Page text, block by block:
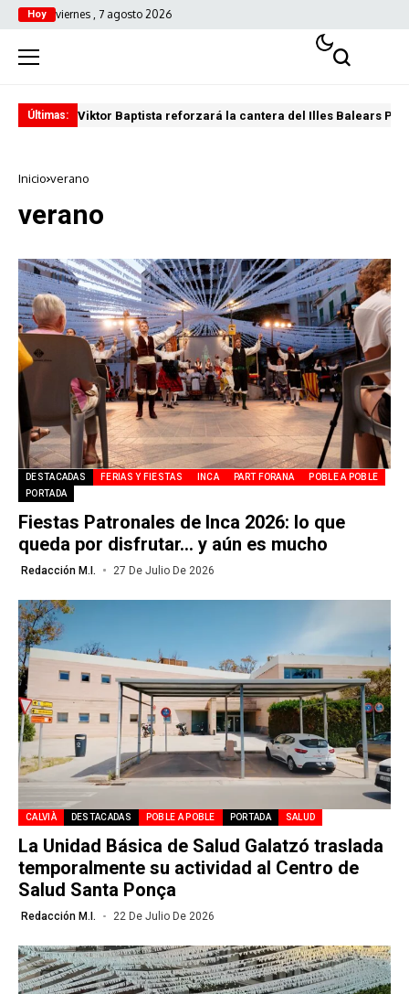
Hoy viernes , 7 agosto 2026
Últimas: Viktor Baptista reforzará la cantera del Illes Balears
Inicio verano
verano
DESTACADAS FERIAS Y FIESTAS INCA PART FORANA
POBLE A POBLE
PORTADA
Fiestas Patronales de Inca 2026: lo que
queda por disfrutar… y aún es mucho
Redacción M.I. 27 De Julio De 2026
CALVIÀ DESTACADAS POBLE A POBLE PORTADA SALUD
La Unidad Básica de Salud Galatzó traslada
temporalmente su actividad al Centro de
Salud Santa Ponça
Redacción M.I. 22 De Julio De 2026